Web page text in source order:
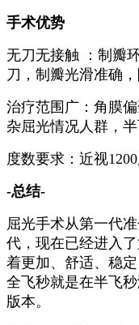
手术优势
无刀无接触 ：制瓣
刀，制瓣光滑准确
治疗范围广：角膜
杂屈光情况人群，半
度数要求：近视
-总结-
屈光手术从第一代
代，现在已经进入
着更加、舒适、稳
全飞秒就是在半飞
版本。